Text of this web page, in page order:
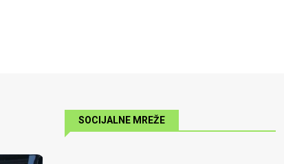
SOCIJALNE MREŽE